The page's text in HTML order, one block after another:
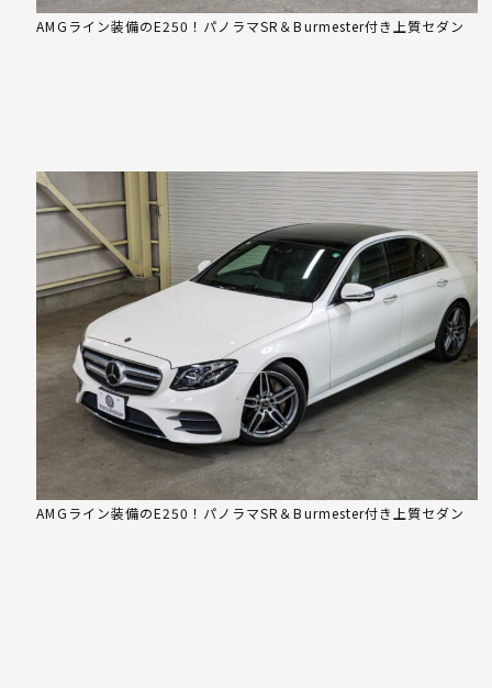
AMGライン装備のE250！パノラマSR＆Burmester付き上質セダン
AMGライン装備のE250！パノラマSR＆Burmester付き上質セダン